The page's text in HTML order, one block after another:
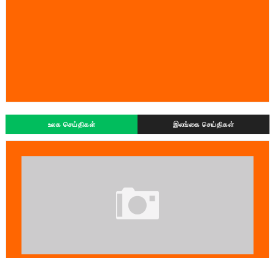
உலக செய்திகள் இலங்கை செய்திகள்